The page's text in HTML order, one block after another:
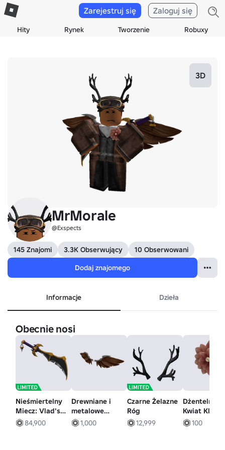
Hity Rynek Tworzenie Robuxy
Zarejestruj się Zaloguj się
3D
MrMorale
@Exspects
145 Znajomi 3.3K Obserwujący
10 Obserwowani
Dodaj znajomego
Informacje Dzieła
Obecnie nosi
Nieśmiertelny
Miecz: Vlad's
Lament
84,900
Drewniane i
metalowe
Steampunkowe
Skrzydła
1,000
Czarne Żelazne
Róg
12,999
Kwiat Klapy
100